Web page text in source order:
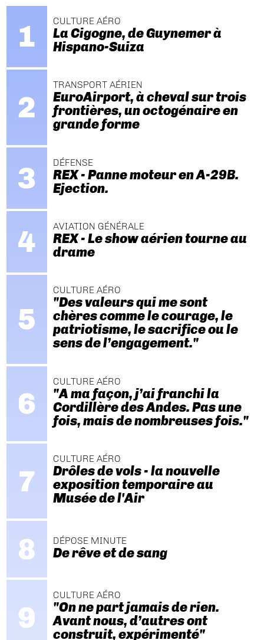
CULTURE AÉRO
La Cigogne, de Guynemer à
Hispano-Suiza
TRANSPORT AÉRIEN
EuroAirport, à cheval sur trois
frontières, un octogénaire en
grande forme
DÉFENSE
REX - Panne moteur en A-29B.
Ejection.
AVIATION GÉNÉRALE
REX - Le show aérien tourne au
drame
CULTURE AÉRO
"Des valeurs qui me sont
chères comme le courage, le
patriotisme, le sacrifice ou le
sens de l’engagement."
CULTURE AÉRO
"A ma façon, j’ai franchi la
Cordillère des Andes. Pas une
fois, mais de nombreuses fois."
CULTURE AÉRO
Drôles de vols - la nouvelle
exposition temporaire au
Musée de l'Air
DÉPOSE MINUTE
De rêve et de sang
CULTURE AÉRO
"On ne part jamais de rien.
Avant nous, d’autres ont
construit, expérimenté"